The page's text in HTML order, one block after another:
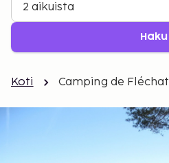
2 aikuista
Haku
Koti Camping de Fléchat